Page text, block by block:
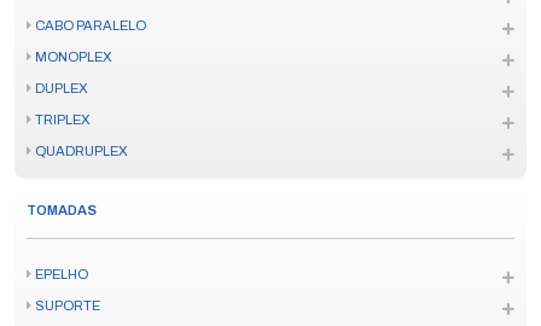
CABO PARALELO
MONOPLEX
DUPLEX
TRIPLEX
QUADRUPLEX
TOMADAS
EPELHO
SUPORTE